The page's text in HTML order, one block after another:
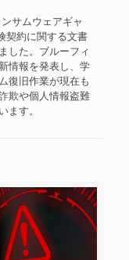
サムウェアギャ
契約に関する文書
した。ブルーフィ
情報を発表し、学
復旧作業が現在も
欺や個人情報盗難
す。